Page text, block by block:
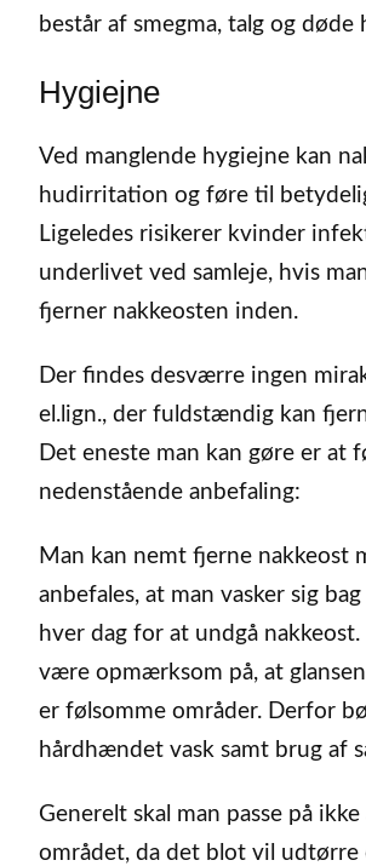
består af smegma, talg og døde
Hygiejne
Ved manglende hygiejne kan
hudirritation og føre til
Ligeledes risikerer kvinder
underlivet ved samleje, hvis
fjerner nakkeosten inden.
Der findes desværre ingen
el.lign., der fuldstændig kan
Det eneste man kan gøre er at
nedenstående anbefaling:
Man kan nemt fjerne nakkeost
anbefales, at man vasker sig
hver dag for at undgå
være opmærksom på, at
er følsomme områder. Derfor
hårdhændet vask samt brug af
Generelt skal man passe på
området, da det blot vil udtørre